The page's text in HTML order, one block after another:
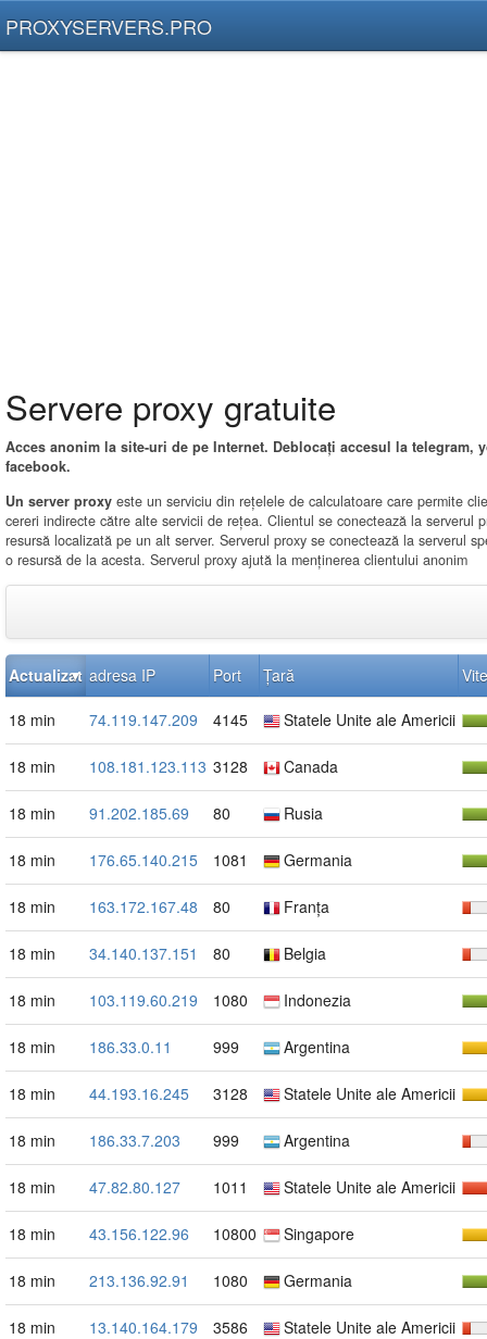
PROXYSERVERS.PRO
Servere proxy gratuite
Acces anonim la site-uri de pe Internet. Deblocați accesul la telegram,
facebook.
Un server proxy este un serviciu din rețelele de calculatoare care permite
cereri indirecte către alte servicii de rețea. Clientul se conectează la serverul
resursă localizată pe un alt server. Serverul proxy se conectează la serverul
o resursă de la acesta. Serverul proxy ajută la menținerea clientului anonim
Actualizat adresa IP Port Țară
18 min 74.119.147.209 4145 Statele Unite ale Americii
18 min 108.181.123.113 3128 Canada
18 min 91.202.185.69 80 Rusia
18 min 176.65.140.215 1081 Germania
18 min 163.172.167.48 80 Franța
18 min 34.140.137.151 80 Belgia
18 min 103.119.60.219 1080 Indonezia
18 min 186.33.0.11 999 Argentina
18 min 44.193.16.245 3128 Statele Unite ale Americii
18 min 186.33.7.203 999 Argentina
18 min 47.82.80.127 1011 Statele Unite ale Americii
18 min 43.156.122.96 10800 Singapore
18 min 213.136.92.91 1080 Germania
18 min 13.140.164.179 3586 Statele Unite ale Americii